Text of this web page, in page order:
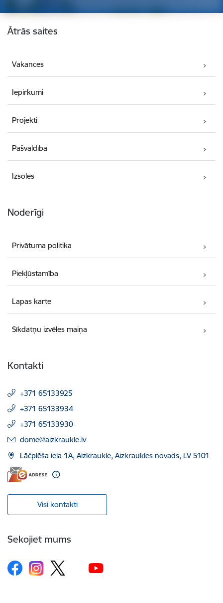
Kājene
Ātrās saites
Vakances
Iepirkumi
Projekti
Pašvaldība
Izsoles
Noderīgi
Privātuma politika
Piekļūstamība
Lapas karte
Sīkdatņu izvēles maiņa
Kontakti
+371 65133925
+371 65133934
+371 65133930
E-pasts:
dome@aizkraukle.lv
Lāčplēša iela 1A, Aizkraukle, Aizkraukles novads, LV 5101
Visi kontakti
Sekojiet mums